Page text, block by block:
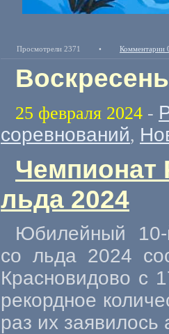
Просмотрели 2371 • Комментарии
25 февраля 2024 -
соревнований,
Чемпионат
льда 2024
Юбилейный
со льда 2024
Красновидово с
рекордное
раз их заявилось